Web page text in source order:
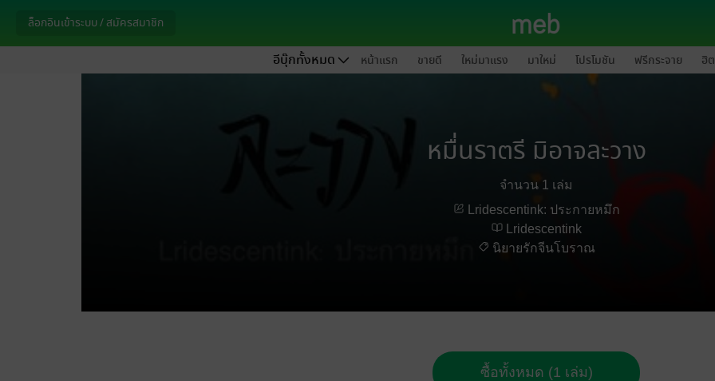
ล็อกอินเข้าระบบ / สมัครสมาชิก
อีบุ๊กทั้งหมด หน้าแรก ขายดี ใหม่มาแรง มาใหม่ โปรโมชัน ฟรีกระจาย ฮิ
หมื่นราตรี มิอาจละวาง
จำนวน 1 เล่ม
Lridescentink: ประกายหมึก
Lridescentink
นิยายรักจีนโบราณ
ซื้อทั้งหมด (1 เล่ม)